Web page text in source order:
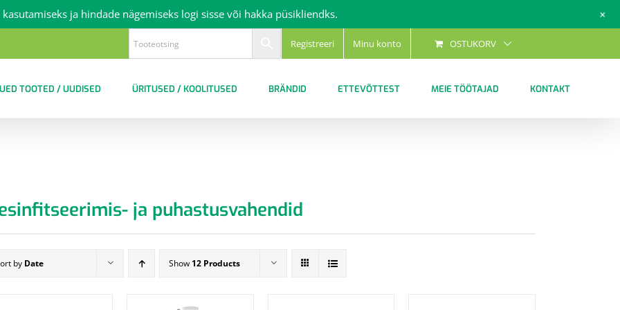
Registreeri Minu konto OSTUKORV
TOOTED / UUDISED ÜRITUSED / KOOLITUSED BRÄNDID ETTEVÕTTEST MEIE TÖÖTAJAD KONTAKT
ja puhastusvahendid
by Date Show 12 Products
kasutamiseks ja hindade nägemiseks logi sisse või hakka püsikliendks. +